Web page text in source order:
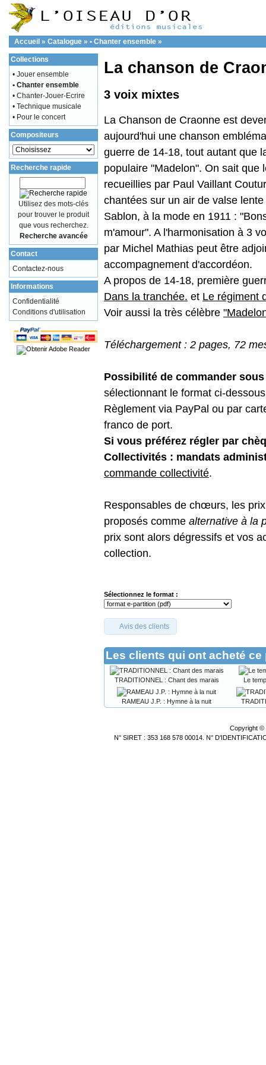
Accueil » Catalogue » • Chanter ensemble »
La chanson de
3 voix mixtes
La Chanson de Craonne est
aujourd'hui une chanson
guerre de 14-18, tout autant que
populaire "Madelon". On sait que
recueillies par Paul Vaillant
chantées sur un air de valse
Sablon, à la mode en 1911 :
m'amour". A l'harmonisation à 3
par Michel Mathias peut être
accompagnement d'accordéon.
A propos de 14-18, première
Dans la tranchée. et Le régiment
Voir aussi la très célèbre
Téléchargement : 2 pages, 72
Possibilité de commander
sélectionnant le format ci-
Règlement via PayPal ou par
franco de port.
Si vous préférez régler par
Collectivités : mandats
commande collectivité.
Responsables de chœurs, les
proposés comme alternative à la
prix sont alors dégressifs et vos
collection.
Sélectionnez le format :
Avis des clients
Les clients qui ont acheté
TRADITIONNEL : Chant des marais Le
RAMEAU J.P. : Hymne à la nuit
Collections
• Jouer ensemble
• Chanter ensemble
• Chanter-Jouer-Ecrire
• Technique musicale
• Pour le concert
Compositeurs
Recherche rapide
Utilisez des mots-clés
pour trouver le produit
que vous recherchez.
Recherche avancée
Contact
Contactez-nous
Informations
Confidentialité
Conditions d'utilisation
Copyright ©
N° SIRET : 353 168 578 00014. N°